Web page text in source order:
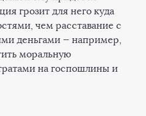
грозит для него куда
чем расставание с
деньгами — например,
моральную
на госпошлины и